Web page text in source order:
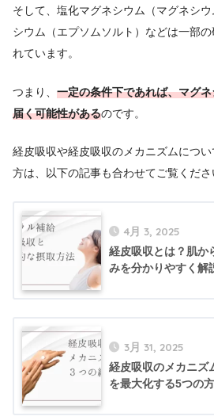
そして、塩化マグネシウム（マグネシ
シウム（エプソムソルト）などは一部
れています。
つまり、 一定の条件下であれば、マグ
届く可能性があるのです。
経皮吸収や経皮吸収のメカニズムにつ
方は、以下の記事も合わせてご覧くださ
4月 3, 2025
経皮吸収とは？肌か
みを分かりやすく解
3月 31, 2025
経皮吸収のメカニズ
を最大化する5つの